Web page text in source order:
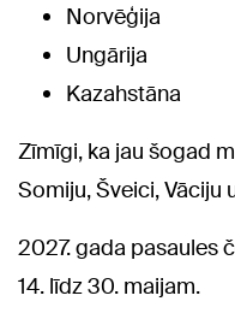
Norvēģija
Ungārija
Kazahstāna
Zīmīgi, ka jau šogad
Somiju, Šveici, Vāciju
2027. gada pasaules
14. līdz 30. maijam.